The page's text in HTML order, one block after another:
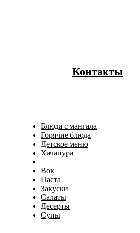
Контакты
Блюда с мангала
Горячие блюда
Детское меню
Хачапури
Вок
Паста
Закуски
Салаты
Десерты
Супы